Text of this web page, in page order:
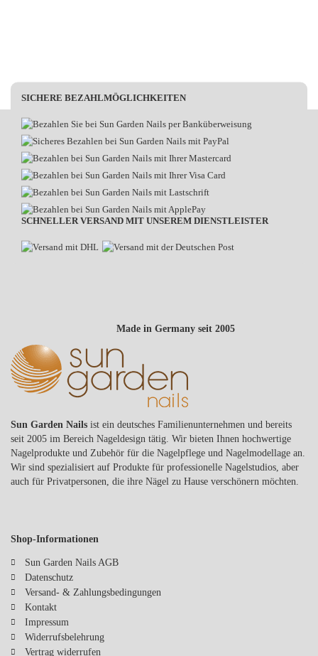
SICHERE BEZAHLMÖGLICHKEITEN
SCHNELLER VERSAND MIT UNSEREM DIENSTLEISTER
Made in Germany seit 2005
Sun Garden Nails ist ein deutsches Familienunternehmen und bereits
seit 2005 im Bereich Nageldesign tätig. Wir bieten Ihnen hochwertige
Nagelprodukte und Zubehör für die Nagelpflege und Nagelmodellage an.
Wir sind spezialisiert auf Produkte für professionelle Nagelstudios, aber
auch für Privatpersonen, die ihre Nägel zu Hause verschönern möchten.
Shop-Informationen
Sun Garden Nails AGB
Datenschutz
Versand- & Zahlungsbedingungen
Kontakt
Impressum
Widerrufsbelehrung
Vertrag widerrufen